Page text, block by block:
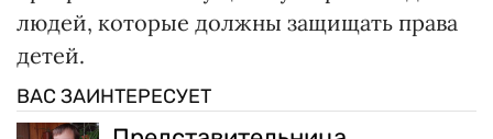
людей, которые должны защищать права
детей.
ВАС ЗАИНТЕРЕСУЕТ